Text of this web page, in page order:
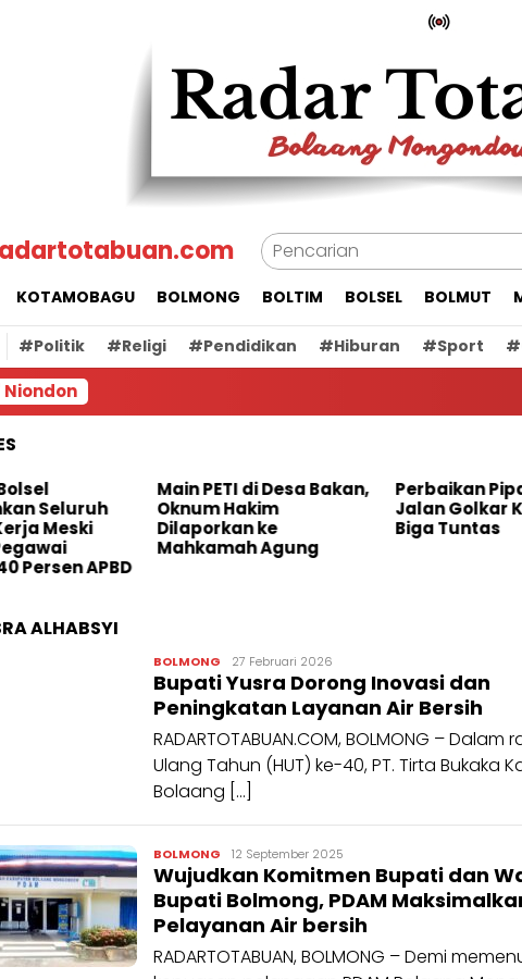
KOTAMOBAGU BOLMONG BOLTIM BOLSEL BOLMUT
#Politik #Religi #Pendidikan #Hiburan #Sport
Niondon
Seluruh
Meski
Persen APBD
Main PETI di Desa Bakan,
Oknum Hakim
Dilaporkan ke
Mahkamah Agung
Perbaikan
Jalan Golkar
Biga Tuntas
ALHABSYI
BOLMONG admin
27 Februari 2026
Bupati Yusra Dorong Inovasi dan
Peningkatan Layanan Air Bersih
RADARTOTABUAN.COM, BOLMONG – Dalam
Ulang Tahun (HUT) ke-40, PT. Tirta Bukaka
Bolaang […]
BOLMONG Randi
Manangin
12 September 2025
Wujudkan Komitmen Bupati dan
Bupati Bolmong, PDAM
Pelayanan Air bersih
RADARTOTABUAN, BOLMONG – Demi